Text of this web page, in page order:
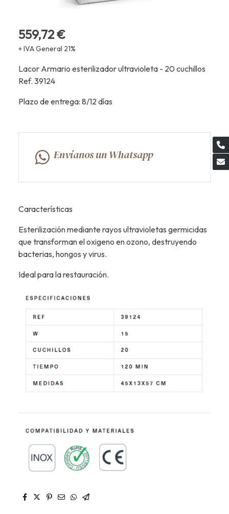
559,72 €
+ IVA General 21%
Lacor Armario esterilizador ultravioleta - 20 cuchillos
Ref. 39124
Plazo de entrega: 8/12 días
Envíanos un Whatsapp
Características
Esterilización mediante rayos ultravioletas germicidas
que transforman el oxigeno en ozono, destruyendo
bacterias, hongos y virus.
Ideal para la restauración.